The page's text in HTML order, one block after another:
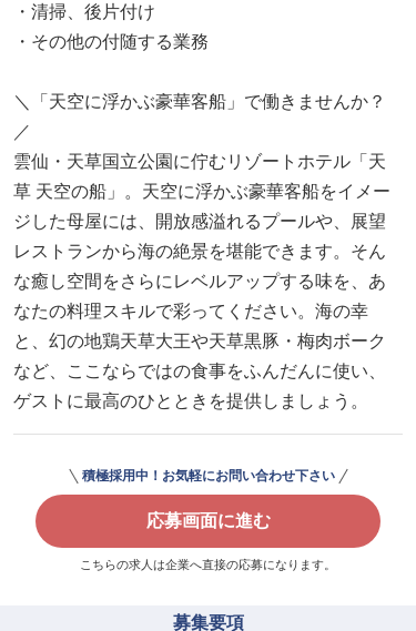
・清掃、後片付け
・その他の付随する業務
＼「天空に浮かぶ豪華客船」で働きませんか？
／
雲仙・天草国立公園に佇むリゾートホテル「天
草 天空の船」。天空に浮かぶ豪華客船をイメー
ジした母屋には、開放感溢れるプールや、展望
レストランから海の絶景を堪能できます。そん
な癒し空間をさらにレベルアップする味を、あ
なたの料理スキルで彩ってください。海の幸
と、幻の地鶏天草大王や天草黒豚・梅肉ボーク
など、ここならではの食事をふんだんに使い、
ゲストに最高のひとときを提供しましょう。
積極採用中！お気軽にお問い合わせ下さい
応募画面に進む
こちらの求人は企業へ直接の応募になります。
募集要項